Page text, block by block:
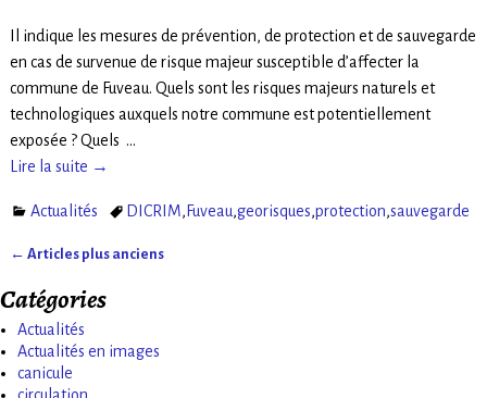
Il indique les mesures de prévention, de protection et de sauvegarde
en cas de survenue de risque majeur susceptible d’affecter la
commune de Fuveau. Quels sont les risques majeurs naturels et
technologiques auxquels notre commune est potentiellement
exposée ? Quels …
Lire la suite →
Actualités DICRIM, Fuveau,georisques,protection,sauvegarde
← Articles plus anciens
Catégories
Actualités
Actualités en images
canicule
circulation